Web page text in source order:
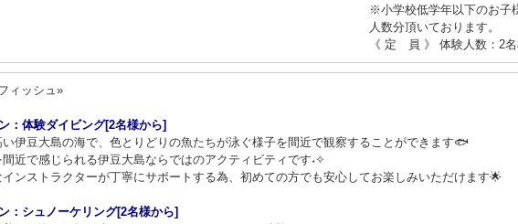
※小学校低学年以下のお子
人数分頂いております。
《 定 員 》 体験人数：2名
ィッシュ»
：体験ダイビング[2名様から]
伊豆大島の海で、色とりどりの魚たちが泳ぐ様子を間近で観察することができます🐟
近で感じられる伊豆大島ならではのアクティビティです˖✧
ンストラクターが丁寧にサポートする為、初めての方でも安心してお楽しみいただけます🌟
：シュノーケリング[2名様から]